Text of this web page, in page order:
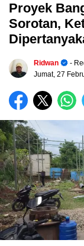
Proyek
Sorotan,
Ridwan
-
Jumat, 27